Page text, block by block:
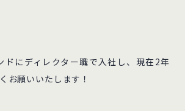
ドにディレクター職で入社し、現在2年
願いいたします！